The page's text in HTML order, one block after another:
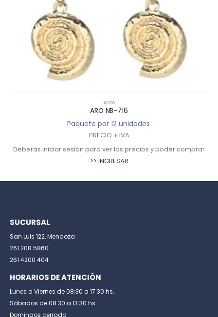
AROS
ARO NB-716
Paquete por 12 unidades
PRECIO + IVA
Deberás iniciar sesión para ver los precios y poder comprar
>> INGRESAR
SUCURSAL
San Luis 122, Mendoza
261 208 5860
261 4200 404
HORARIOS DE ATENCIÓN
Lunes a Viernes de 08:30 a 17:30 hs.
Sábados de 08:30 a 13:30 hs.
Domingos cerrado.